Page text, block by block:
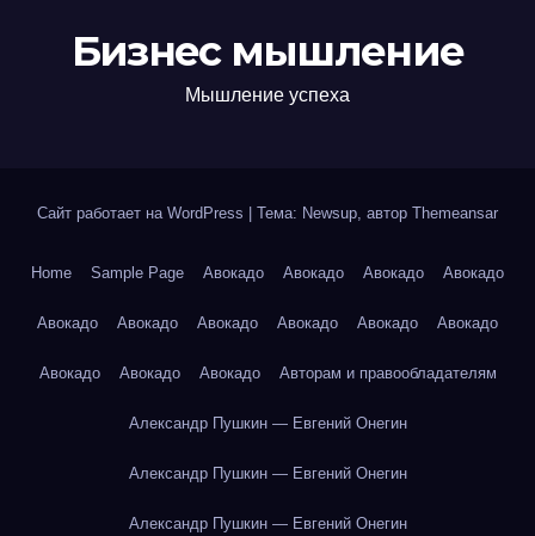
Бизнес мышление
Мышление успеха
Сайт работает на WordPress Тема: Newsup, автор Themeansar
Home Sample Page Авокадо Авокадо Авокадо Авокадо
Авокадо Авокадо Авокадо Авокадо Авокадо Авокадо
Авокадо Авокадо Авокадо Авторам и правообладателям
Александр Пушкин — Евгений Онегин
Александр Пушкин — Евгений Онегин
Александр Пушкин — Евгений Онегин